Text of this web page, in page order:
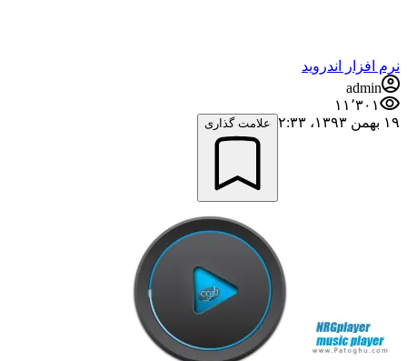
نرم افزار اندروید
admin
۱۱٬۳۰۱
۱۹ بهمن ۱۳۹۳،‏ ۲:۳۳
علامت گذاری